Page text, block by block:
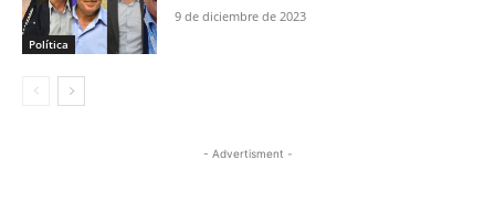
Política
9 de diciembre de 2023
- Advertisment -